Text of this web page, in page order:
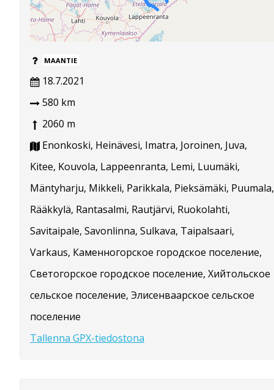
MAANTIE
18.7.2021
580 km
2060 m
Enonkoski, Heinävesi, Imatra, Joroinen, Juva,
Kitee, Kouvola, Lappeenranta, Lemi, Luumäki,
Mäntyharju, Mikkeli, Parikkala, Pieksämäki, Puumala,
Rääkkylä, Rantasalmi, Rautjärvi, Ruokolahti,
Savitaipale, Savonlinna, Sulkava, Taipalsaari,
Varkaus, Каменногорское городское поселение,
Светогорское городское поселение, Хийтольское
сельское поселение, Элисенваарское сельское
поселение
Tallenna GPX-tiedostona